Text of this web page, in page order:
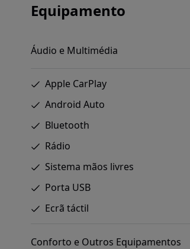
Equipamento
Áudio e Multimédia
Apple CarPlay
Android Auto
Bluetooth
Rádio
Sistema mãos livres
Porta USB
Ecrã táctil
Conforto e Outros Equipamentos